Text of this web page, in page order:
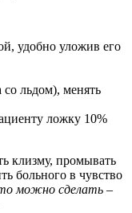
удобно уложив его
со льдом), менять
ложку 10%
клизму, промывать
больного в чувство
можно сделать –